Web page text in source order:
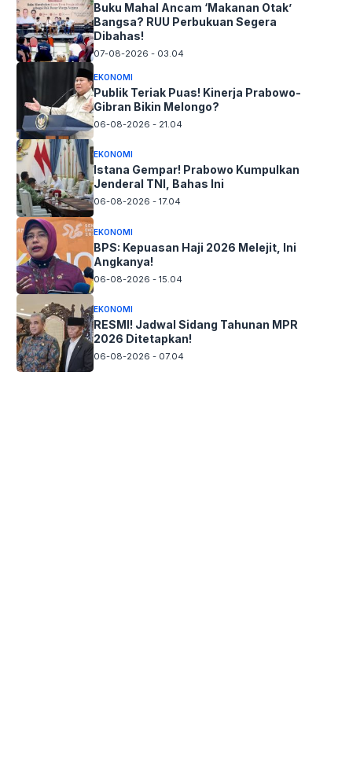
Buku Mahal Ancam ‘Makanan Otak’
Bangsa? RUU Perbukuan Segera
Dibahas!
07-08-2026 - 03.04
EKONOMI
Publik Teriak Puas! Kinerja Prabowo-
Gibran Bikin Melongo?
06-08-2026 - 21.04
EKONOMI
Istana Gempar! Prabowo Kumpulkan
Jenderal TNI, Bahas Ini
06-08-2026 - 17.04
EKONOMI
BPS: Kepuasan Haji 2026 Melejit, Ini
Angkanya!
06-08-2026 - 15.04
EKONOMI
RESMI! Jadwal Sidang Tahunan MPR
2026 Ditetapkan!
06-08-2026 - 07.04